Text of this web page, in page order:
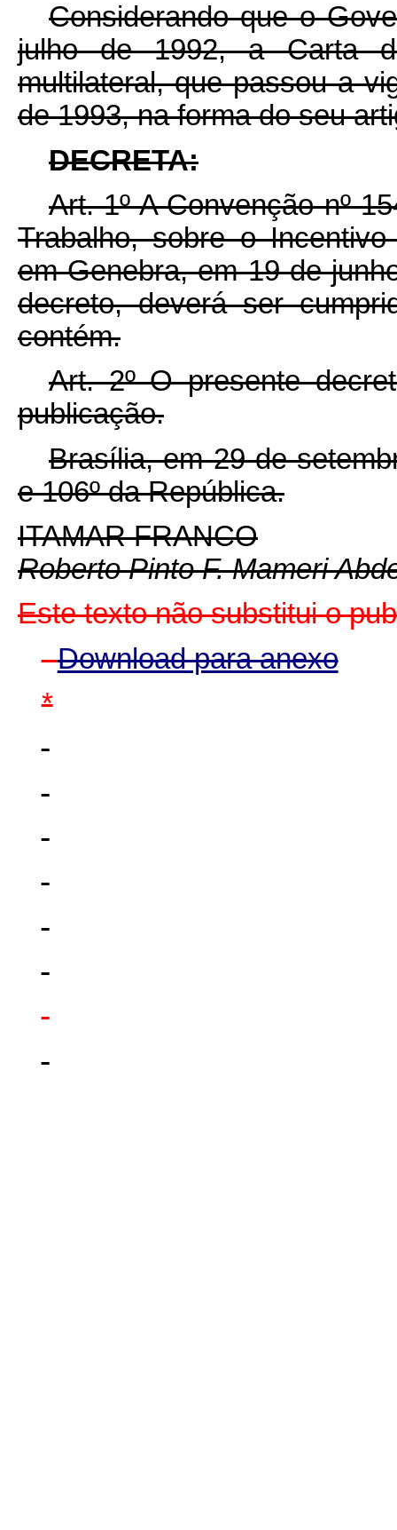
Considerando que o
julho de 1992, a Carta
multilateral, que passou a
de 1993, na forma do seu
DECRETA:
Art. 1º A Convenção nº
Trabalho, sobre o
em Genebra, em 19 de
decreto, deverá ser
contém.
Art. 2º O presente
publicação.
Brasília, em 29 de
e 106º da República.
ITAMAR FRANCO
Roberto Pinto F. Mameri
Este texto não substitui o
Download para anexo
*